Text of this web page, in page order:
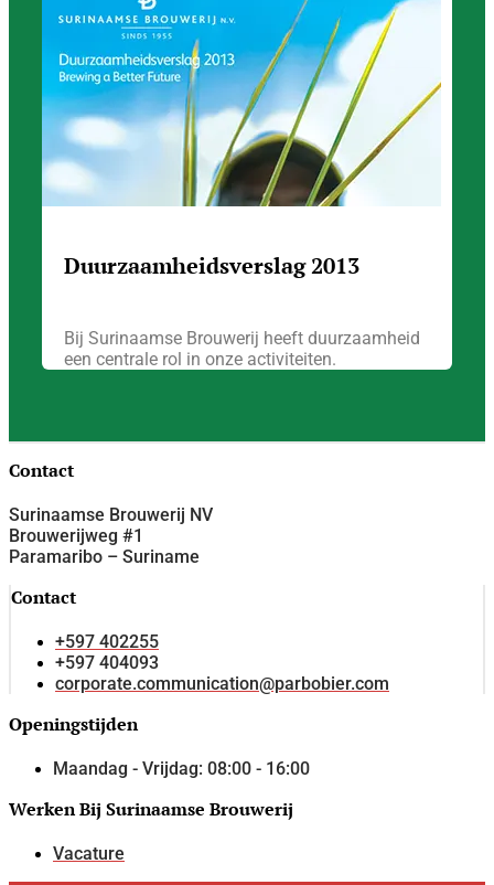
Duurzaamheidsverslag 2013
Bij Surinaamse Brouwerij heeft duurzaamheid
een centrale rol in onze activiteiten.
Contact
Surinaamse Brouwerij NV
Brouwerijweg #1
Paramaribo – Suriname
Contact
+597 402255
+597 404093
corporate.communication@parbobier.com
Openingstijden
Maandag - Vrijdag: 08:00 - 16:00
Werken Bij Surinaamse Brouwerij
Vacature